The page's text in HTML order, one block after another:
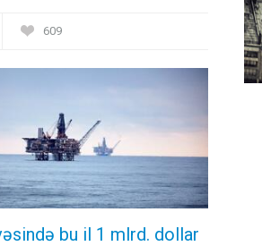
609
bu il 1 mlrd. dollar